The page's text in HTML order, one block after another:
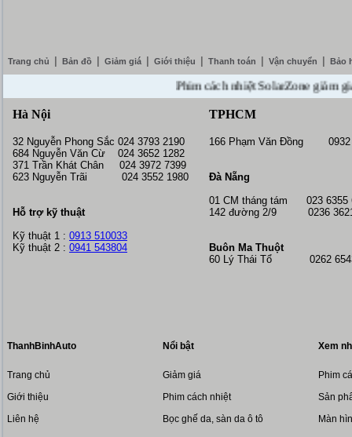
Trang chủ Bản đồ Giảm giá Giới thiệu Thanh toán Vận chuyển Bảo
Phim cách nhiệt SolarZone giảm giá
Hà Nội
32 Nguyễn Phong Sắc 024 3793 2190
684 Nguyễn Văn Cừ 024 3652 1282
371 Trần Khát Chân 024 3972 7399
623 Nguyễn Trãi 024 3552 1980
Hỗ trợ kỹ thuật
Kỹ thuật 1 : 0913 510033
Kỹ thuật 2 : 0941 543804
TPHCM
166 Phạm Văn Đồng 0932
Đà Nẵng
01 CM tháng tám 023 6355
142 đường 2/9 0236
Buôn Ma Thuột
60 Lý Thái Tổ 0262
ThanhBinhAuto
Trang chủ
Giới thiệu
Liên hệ
Nổi bật
Giảm giá
Phim cách nhiệt
Bọc ghế da, sàn da ô tô
Xem
Phim
Sản
Màn